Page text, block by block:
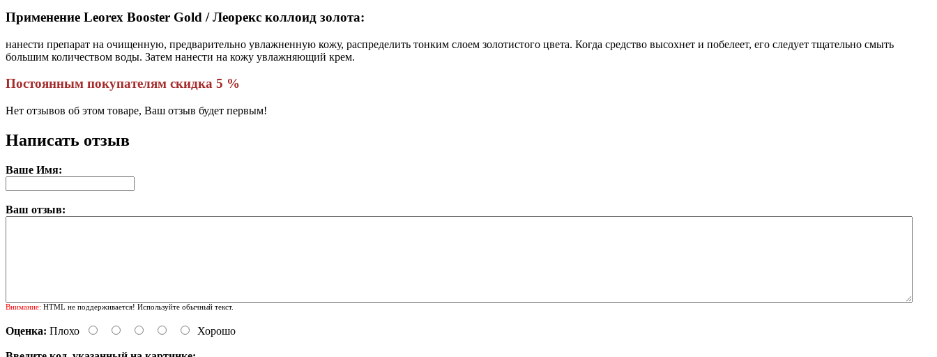
Применение Leorex Booster Gold / Леорекс коллоид золота:
нанести препарат на очищенную, предварительно увлажненную кожу, распределить тонким слоем золотистого цвета. Когда средство высохнет и побелеет, его следует тщательно смыть
большим количеством воды. Затем нанести на кожу увлажняющий крем.
Постоянным покупателям скидка 5 %
Нет отзывов об этом товаре, Ваш отзыв будет первым!
Написать отзыв
Ваше Имя:
Ваш отзыв:
Внимание: HTML не поддерживается! Используйте обычный текст.
Оценка: Плохо Хорошо